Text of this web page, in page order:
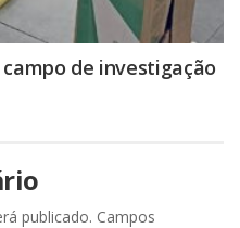
de investigação
publicado. Campos